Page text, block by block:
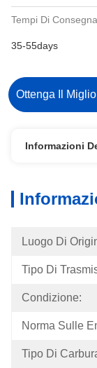
Tempi Di
35-55days
Ottenga Il
Informazioni
Luogo Di
Tipo Di
Condizione:
Norma Sulle
Tipo Di